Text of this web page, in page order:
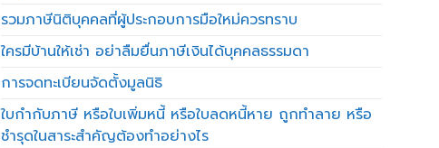
รวมภาษีนิติบุคคลที่ผู้ประกอบการมือใหม่ควรทราบ
ใครมีบ้านให้เช่า อย่าลืมยื่นภาษีเงินได้บุคคลธรรมดา
การจดทะเบียนจัดตั้งมูลนิธิ
ใบกำกับภาษี หรือใบเพิ่มหนี้ หรือใบลดหนี้หาย ถูกทำลาย หรือ
ชำรุดในสาระสำคัญต้องทำอย่างไร